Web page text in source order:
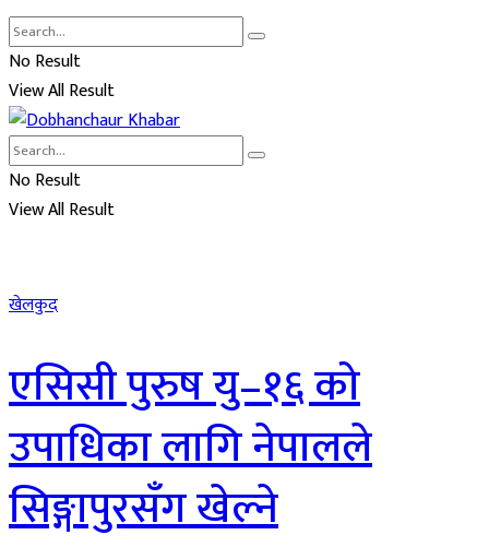
No Result
View All Result
No Result
View All Result
खेलकुद
एसिसी पुरुष यु–१६ को
उपाधिका लागि नेपालले
सिङ्गापुरसँग खेल्ने